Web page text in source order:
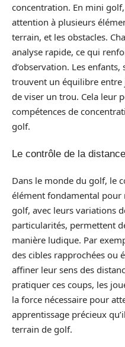
concentration. En mini
attention à plusieurs
terrain, et les obstacles.
analyse rapide, ce qui
d’observation. Les
trouvent un équilibre entre
de viser un trou. Cela leur
compétences de
golf.
Le contrôle de la distance
Dans le monde du golf, le
élément fondamental pour
golf, avec leurs variations
particularités, permettent
manière ludique. Par
des cibles rapprochées ou
affiner leur sens des
pratiquer ces coups, les
la force nécessaire pour
apprentissage précieux
terrain de golf.